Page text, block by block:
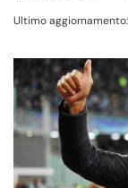
Ultimo